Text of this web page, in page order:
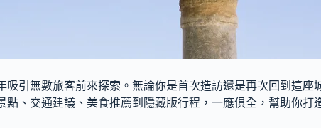
引無數旅客前來探索。無論你是首次造訪還是再次回到這
、交通建議、美食推薦到隱藏版行程，一應俱全，幫助你打